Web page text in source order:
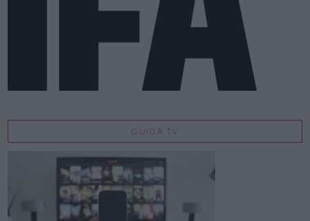
GUIDA TV